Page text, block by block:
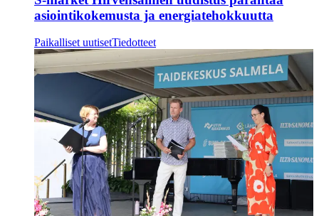
asiointikokemusta ja energiatehokkuutta
Paikalliset uutisetTiedotteet